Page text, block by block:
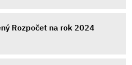
Rozpočet na rok 2024